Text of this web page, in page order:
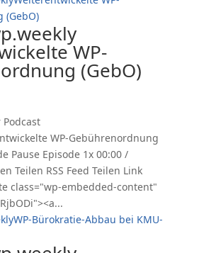
WP-
(GebO)
WP-Gebührenordnung
Pause Episode 1x 00:00 /
Teilen RSS Feed Teilen Link
class="wp-embedded-content"